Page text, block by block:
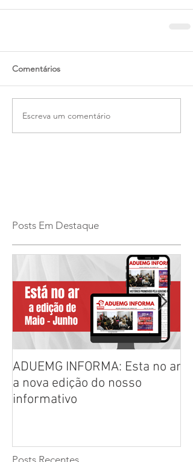
Comentários
Escreva um comentário
Posts Em Destaque
ADUEMG INFORMA: Esta no ar
a nova edição do nosso
informativo
Posts Recentes